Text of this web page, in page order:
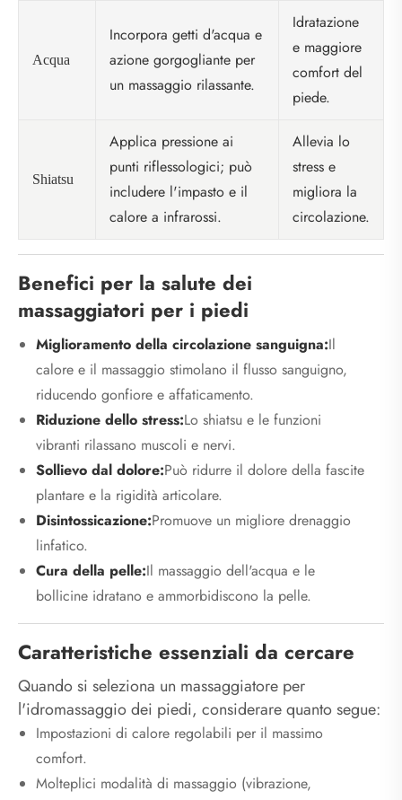
Acqua
Incorpora getti d'acqua e
azione gorgogliante per
un massaggio rilassante.
Idratazione
e maggiore
comfort del
piede.
Shiatsu
Applica pressione ai
punti riflessologici; può
includere l'impasto e il
calore a infrarossi.
Allevia lo
stress e
migliora la
circolazione.
Benefici per la salute dei
massaggiatori per i piedi
Miglioramento della circolazione sanguigna:Il
calore e il massaggio stimolano il flusso sanguigno,
riducendo gonfiore e affaticamento.
Riduzione dello stress:Lo shiatsu e le funzioni
vibranti rilassano muscoli e nervi.
Sollievo dal dolore:Può ridurre il dolore della fascite
plantare e la rigidità articolare.
Disintossicazione:Promuove un migliore drenaggio
linfatico.
Cura della pelle:Il massaggio dell'acqua e le
bollicine idratano e ammorbidiscono la pelle.
Caratteristiche essenziali da cercare
Quando si seleziona un massaggiatore per
l'idromassaggio dei piedi, considerare quanto segue:
Impostazioni di calore regolabili per il massimo
comfort.
Molteplici modalità di massaggio (vibrazione,